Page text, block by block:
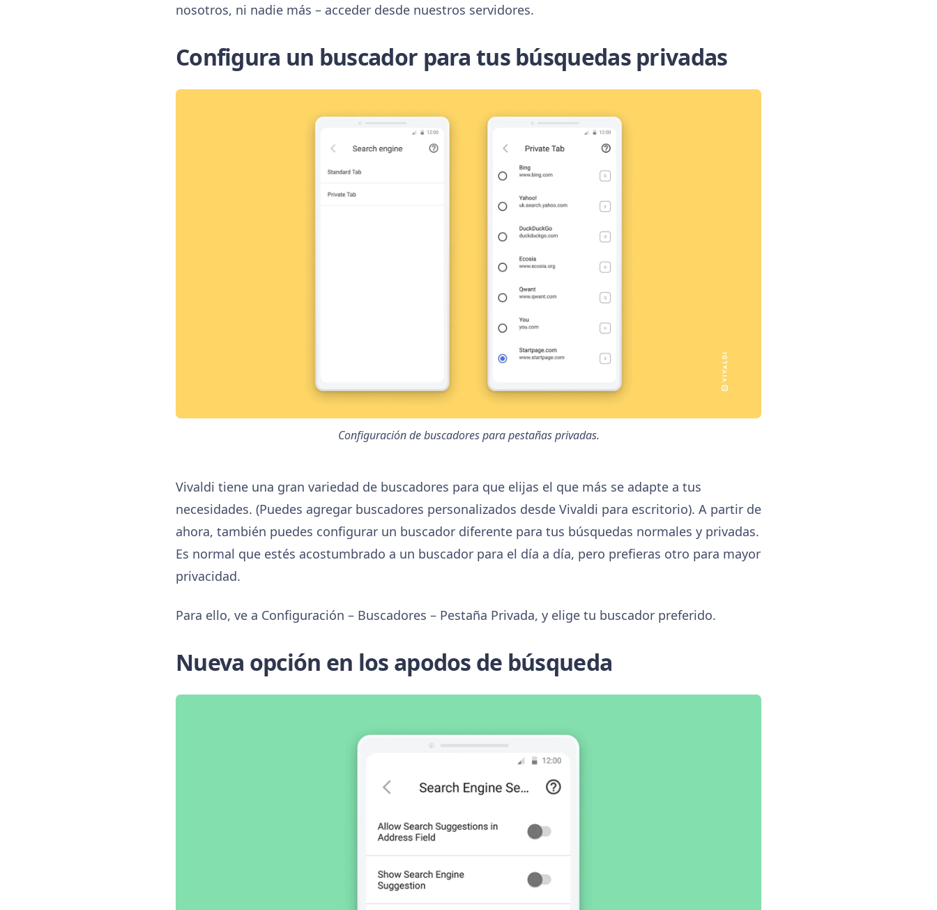
nosotros, ni nadie más – acceder desde nuestros servidores.
Configura un buscador para tus búsquedas privadas
Configuración de buscadores para pestañas privadas.
Vivaldi tiene una gran variedad de buscadores para que elijas el que más se adapte a tus
necesidades. (Puedes agregar buscadores personalizados desde Vivaldi para escritorio). A partir de
ahora, también puedes configurar un buscador diferente para tus búsquedas normales y privadas.
Es normal que estés acostumbrado a un buscador para el día a día, pero prefieras otro para mayor
privacidad.
Para ello, ve a Configuración – Buscadores – Pestaña Privada, y elige tu buscador preferido.
Nueva opción en los apodos de búsqueda